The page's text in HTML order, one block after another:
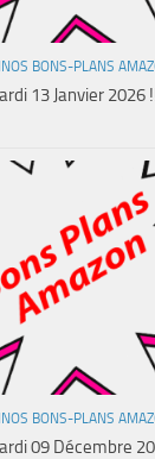
BONS-PLANS
13 Janvier 2026
BONS-PLANS
09 Décembre